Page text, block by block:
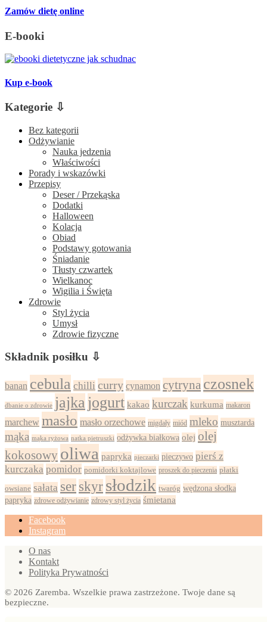
Zamów dietę online
E-booki
Kup e-book
Kategorie ⇩
Bez kategorii
Odżywianie
Nauka jedzenia
Właściwości
Porady i wskazówki
Przepisy
Deser / Przekąska
Dodatki
Halloween
Kolacja
Obiad
Podstawy gotowania
Śniadanie
Tłusty czwartek
Wielkanoc
Wigilia i Święta
Zdrowie
Styl życia
Umysł
Zdrowie fizyczne
Składnik posiłku ⇩
banan cebula chilli curry cynamon cytryna czosnek
dbanie o zdrowie jajka jogurt kakao kurczak kurkuma makaron
marchew masło masło orzechowe migdały miód mleko musztarda
mąka mąka ryżowa natka pietruszki odżywka białkowa olej olej
kokosowy oliwa papryka pieczarki pieczywo pierś z
kurczaka pomidor pomidorki koktajlowe proszek do pieczenia płatki
owsiane sałata ser skyr słodzik twaróg wędzona słodka
papryka zdrowe odżywianie zdrowy styl życia śmietana
Facebook
Instagram
O nas
Kontakt
Polityka Prywatności
© 2026 Zaremba. Wszelkie prawa zastrzeżone. Twoje dane są
bezpieczne.